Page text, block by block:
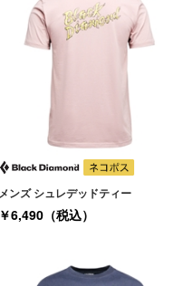
メンズ シュレデッドティー
￥6,490（税込）